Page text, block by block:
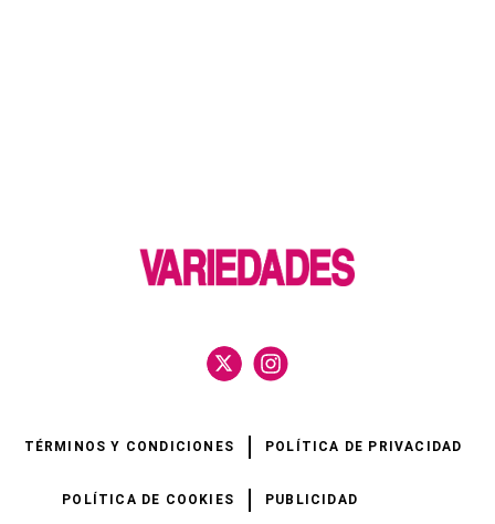
TÉRMINOS Y CONDICIONES POLÍTICA DE PRIVACIDAD
POLÍTICA DE COOKIES PUBLICIDAD